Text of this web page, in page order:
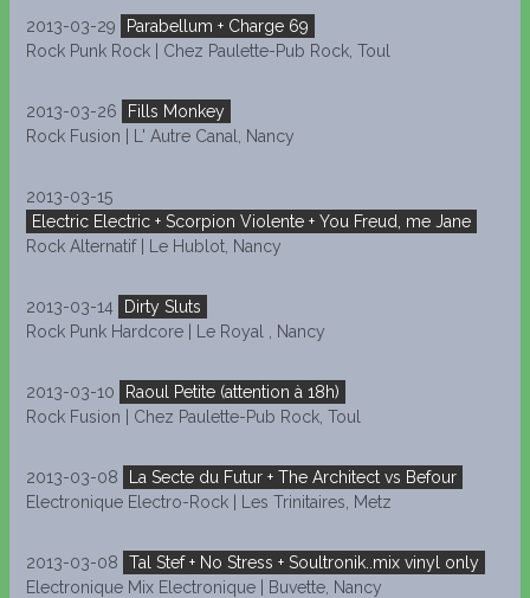
2013-03-29
Parabellum + Charge 69
Rock Punk Rock | Chez Paulette-Pub Rock, Toul
2013-03-26
Fills Monkey
Rock Fusion | L' Autre Canal, Nancy
2013-03-15
Electric Electric + Scorpion Violente + You Freud, me Jane
Rock Alternatif | Le Hublot, Nancy
2013-03-14
Dirty Sluts
Rock Punk Hardcore | Le Royal , Nancy
2013-03-10
Raoul Petite (attention à 18h)
Rock Fusion | Chez Paulette-Pub Rock, Toul
2013-03-08
La Secte du Futur + The Architect vs Befour
Electronique Electro-Rock | Les Trinitaires, Metz
2013-03-08
Tal Stef + No Stress + Soultronik..mix vinyl only
Electronique Mix Electronique | Buvette, Nancy